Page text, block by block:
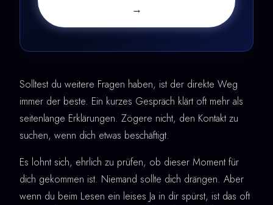
→
Solltest du weitere Fragen haben, ist der direkte Weg
immer der beste. Ein kurzes Gespräch klärt oft mehr als
seitenlange Erklärungen. Zögere nicht, den Kontakt zu
suchen, wenn dich etwas beschäftigt.
Es lohnt sich, ehrlich zu prüfen, ob dieser Moment für
dich gekommen ist. Niemand sollte dich drängen. Aber
wenn du beim Lesen ein leises Ja in dir spürst, ist das oft